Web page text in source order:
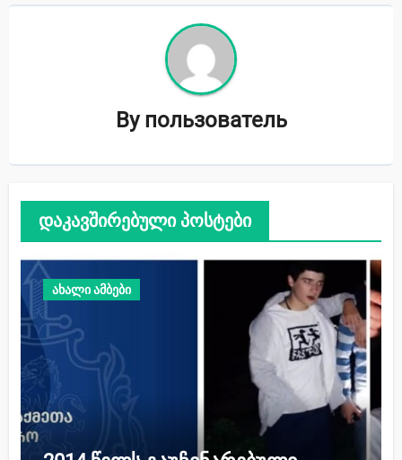
By пользователь
დაკავშირებული პოსტები
ახალი ამბები